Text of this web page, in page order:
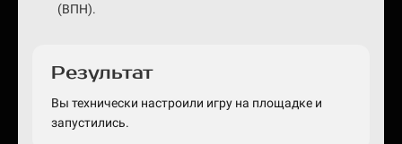
(ВПН).
Результат
Вы технически настроили игру на площадке и
запустились.